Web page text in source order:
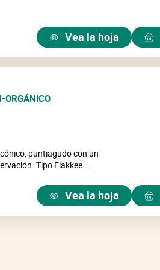
altos Vea la hoja
ORGÁNICO
puntiagudo con un
Tipo Flakkee
variedad es temprana. El
días. El tipo de cultivo es
Vea la hoja